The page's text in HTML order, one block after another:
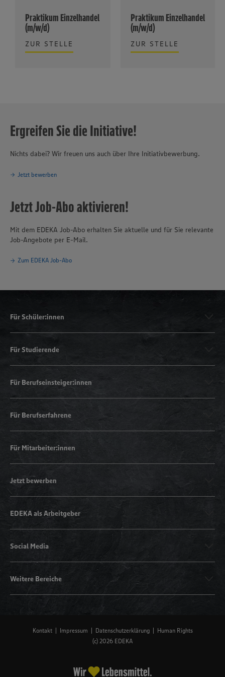
Praktikum Einzelhandel
(m/w/d)
ZUR STELLE
Praktikum Einzelhandel
(m/w/d)
ZUR STELLE
Ergreifen Sie die Initiative!
Nichts dabei? Wir freuen uns auch über Ihre Initiativbewerbung.
Jetzt bewerben
Jetzt Job-Abo aktivieren!
Mit dem EDEKA Job-Abo erhalten Sie aktuelle und für Sie relevante
Job-Angebote per E-Mail.
Zum EDEKA Job-Abo
Für Schüler:innen
Für Studierende
Für Berufseinsteiger:innen
Für Berufserfahrene
Für Mitarbeiter:innen
Jetzt bewerben
EDEKA als Arbeitgeber
Social Media
Weitere Bereiche
Kontakt Impressum Datenschutzerklärung
Human Rights
(c) 2026 EDEKA